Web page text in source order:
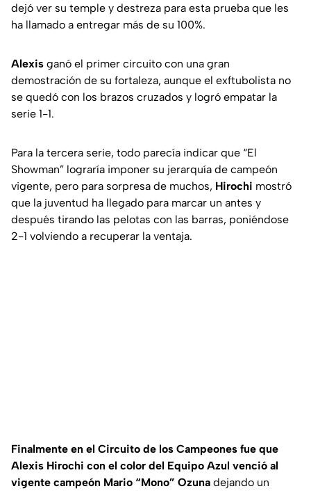
dejó ver su temple y destreza para esta prueba que les
ha llamado a entregar más de su 100%.
Alexis ganó el primer circuito con una gran
demostración de su fortaleza, aunque el exftubolista no
se quedó con los brazos cruzados y logró empatar la
serie 1-1.
Para la tercera serie, todo parecía indicar que “El
Showman” lograría imponer su jerarquía de campeón
vigente, pero para sorpresa de muchos, Hirochi mostró
que la juventud ha llegado para marcar un antes y
después tirando las pelotas con las barras, poniéndose
2-1 volviendo a recuperar la ventaja.
Finalmente en el Circuito de los Campeones fue que
Alexis Hirochi con el color del Equipo Azul venció al
vigente campeón Mario “Mono” Ozuna dejando un